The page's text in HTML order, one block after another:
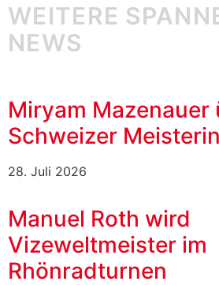
WEITERE
NEWS
Miryam Mazenauer
Schweizer Meisterin
28. Juli 2026
Manuel Roth wird
Vizeweltmeister im
Rhönradturnen